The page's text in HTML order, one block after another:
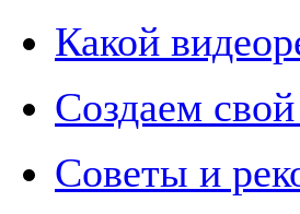
Какой
Создаем
Советы и